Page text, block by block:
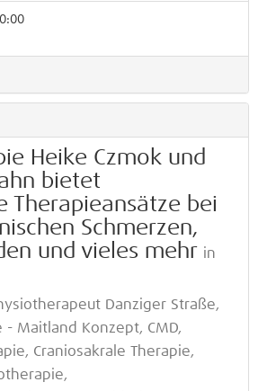
Heike Czmok und
bietet
Therapieansätze bei
Schmerzen,
und vieles mehr in
Danziger Straße,
- Maitland Konzept, CMD,
Craniosakrale Therapie,